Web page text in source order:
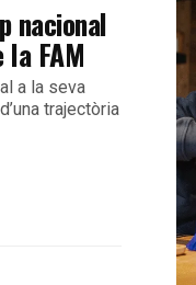
nacional
FAM
a la seva
trajectòria